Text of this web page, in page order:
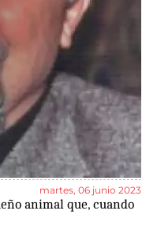
martes, 06 junio 2023
animal que, cuando